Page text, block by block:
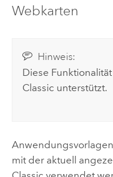
Webkarten
Hinweis:
Diese
Classic unterstützt.
mit der aktuell